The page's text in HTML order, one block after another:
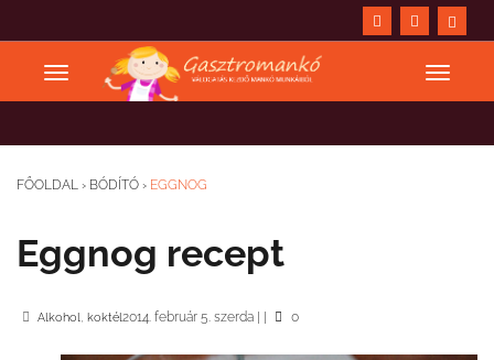
FŐOLDAL › BÓDÍTÓ › EGGNOG
Eggnog recept
2014. február 5. szerda| | 0
Alkohol koktél